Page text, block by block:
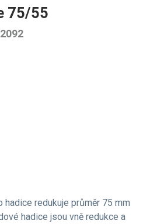
75/55
redukuje průměr 75 mm
hadice jsou vně redukce a